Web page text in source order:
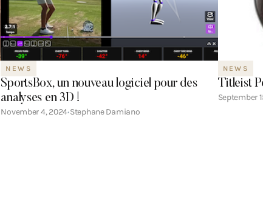
NEWS
SportsBox, un nouveau logiciel pour des
analyses en 3D !
November 4, 2024 Stephane Damiano
NEWS
Titleist
September